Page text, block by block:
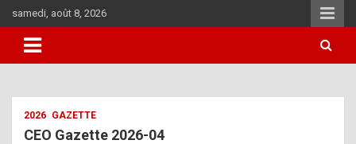
to
content
samedi, août 8, 2026
i
2026 GAZETTE
CEO Gazette 2026-04